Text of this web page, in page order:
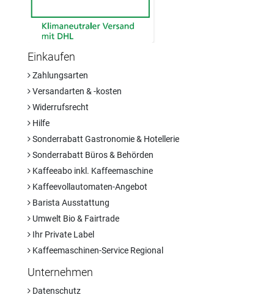
Einkaufen
Zahlungsarten
Versandarten & -kosten
Widerrufsrecht
Hilfe
Sonderrabatt Gastronomie & Hotellerie
Sonderrabatt Büros & Behörden
Kaffeeabo inkl. Kaffeemaschine
Kaffeevollautomaten-Angebot
Barista Ausstattung
Umwelt Bio & Fairtrade
Ihr Private Label
Kaffeemaschinen-Service Regional
Unternehmen
Datenschutz